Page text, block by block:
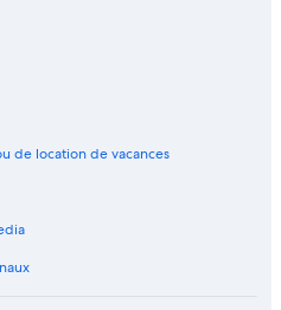
de location de vacances